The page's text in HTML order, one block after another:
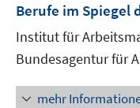
Berufe im Spiegel
Institut für
Bundesagentur für
mehr